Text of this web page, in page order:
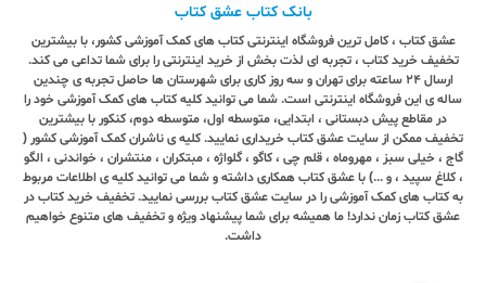
بانک کتاب عشق کتاب
عشق کتاب ، کامل ترین فروشگاه اینترنتی کتاب های کمک آموزشی کشور، با بیشترین
تخفیف خرید کتاب ، تجربه ای لذت بخش از خرید اینترنتی را برای شما تداعی می کند.
ارسال ٢٤ ساعته برای تهران و سه روز کاری برای شهرستان ها حاصل تجربه ی چندین
ساله ی این فروشگاه اینترنتی است. شما می توانید کلیه کتاب های کمک آموزشی خود را
در مقاطع پیش دبستانی ، ابتدایی، متوسطه اول، متوسطه دوم، کنکور با بیشترین
تخفیف ممکن از سایت عشق کتاب خریداری نمایید. کلیه ی ناشران کمک آموزشی کشور (
گاج ، خیلی سبز ، مهروماه ، قلم چی ، کاگو ، گلواژه ، مبتکران ، منتشران ، خواندنی ، الگو
، کلاغ سپید ، و ...) با عشق کتاب همکاری داشته و شما می توانید کلیه ی اطلاعات مربوط
به کتاب های کمک آموزشی را در سایت عشق کتاب بررسی نمایید. تخفیف خرید کتاب در
عشق کتاب زمان ندارد! ما همیشه برای شما پیشنهاد ویژه و تخفیف های متنوع خواهیم
داشت.